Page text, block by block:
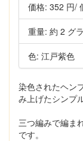
価格: 352 円/
重量: 約 2 グ
色: 江戸紫色
染色されたヘン
み上げたシンプ
三つ編みで編ま
です。